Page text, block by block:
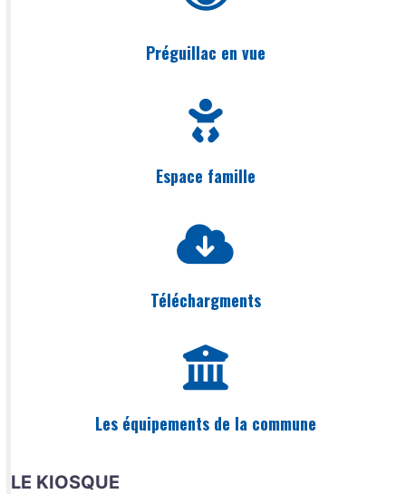
Préguillac en vue
Espace famille
Téléchargments
Les équipements de la commune
LE KIOSQUE